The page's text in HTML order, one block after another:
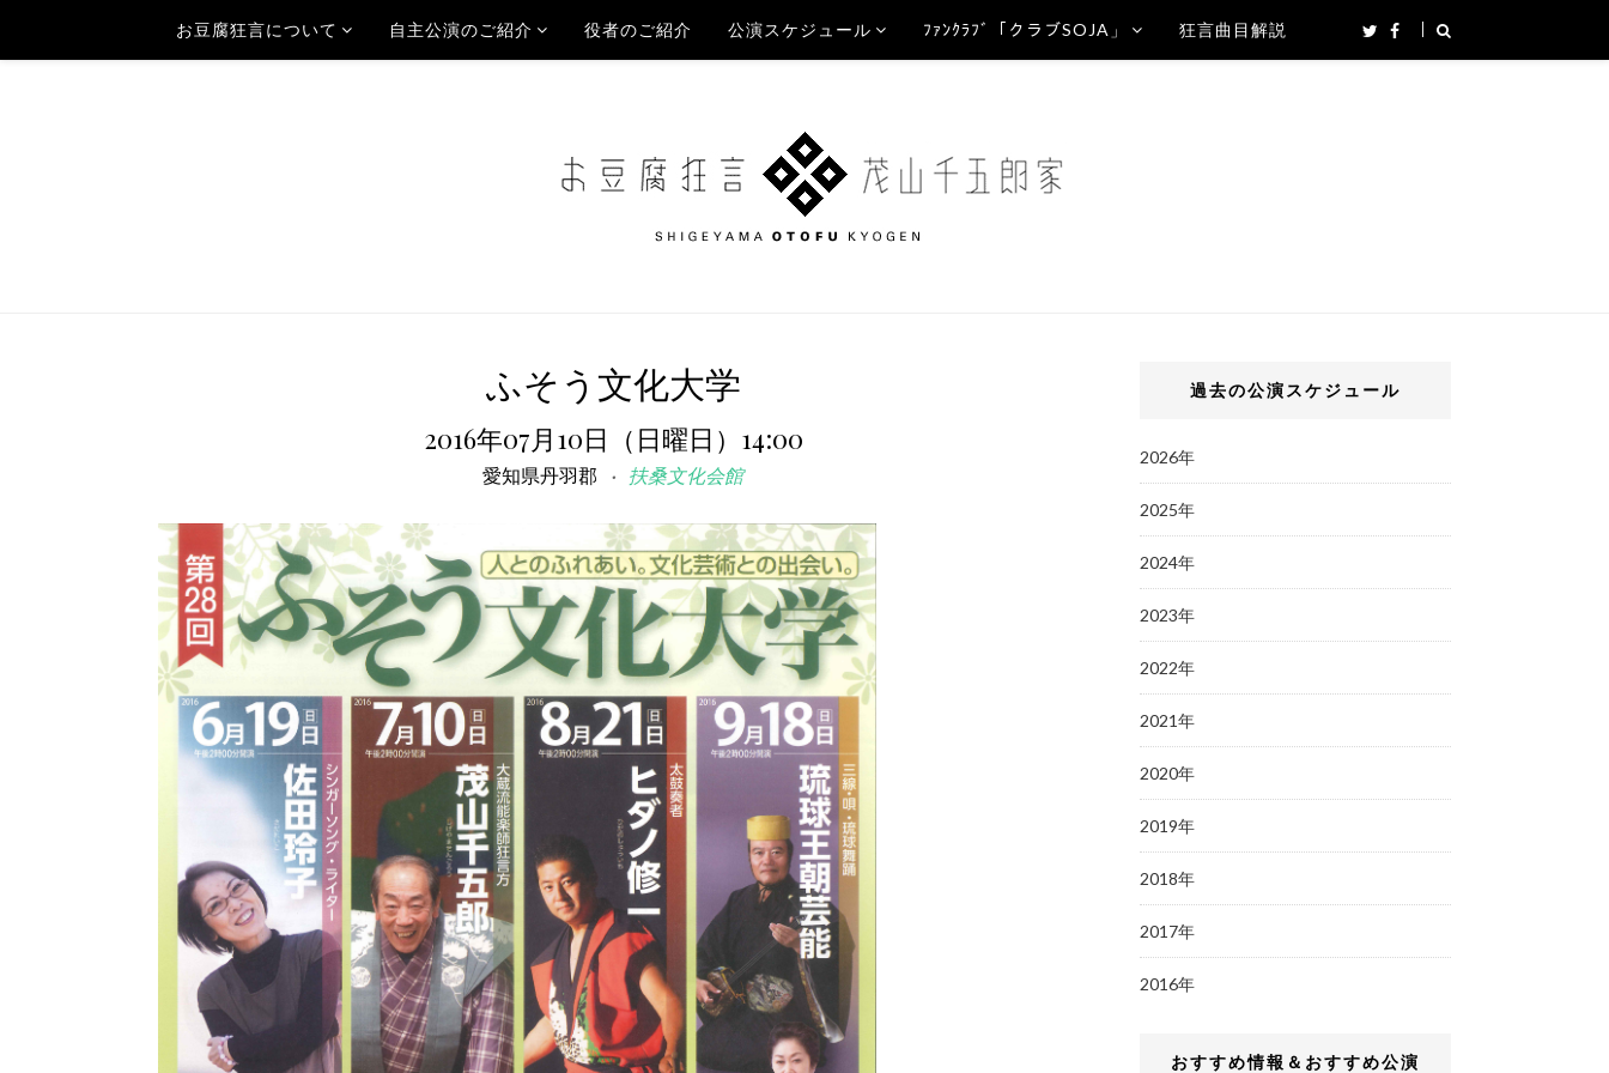
お豆腐狂言について 自主公演のご紹介 役者のご紹介 公演スケジュール ﾌｧﾝｸﾗﾌﾞ「クラブSOJA」 狂言曲目解説
ふそう文化大学
2016年07月10日（日曜日）14:00
愛知県丹羽郡 扶桑文化会館
過去の公演スケジュール
2026年
2025年
2024年
2023年
2022年
2021年
2020年
2019年
2018年
2017年
2016年
おすすめ情報＆おすすめ公演